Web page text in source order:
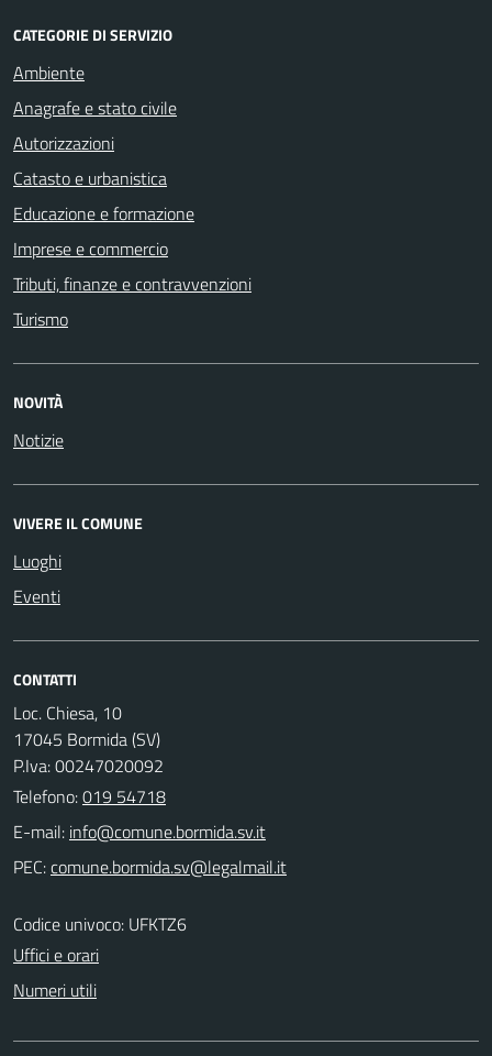
CATEGORIE DI SERVIZIO
Ambiente
Anagrafe e stato civile
Autorizzazioni
Catasto e urbanistica
Educazione e formazione
Imprese e commercio
Tributi, finanze e contravvenzioni
Turismo
NOVITÀ
Notizie
VIVERE IL COMUNE
Luoghi
Eventi
CONTATTI
Loc. Chiesa, 10
17045 Bormida (SV)
P.Iva: 00247020092
Telefono:019 54718
E-mail:
PEC:
Codice univoco: UFKTZ6
Uffici e orari
Numeri utili